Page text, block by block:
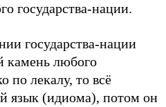
государства-нации.
государства-нации
камень любого
по лекалу, то всё
язык (идиома), потом он